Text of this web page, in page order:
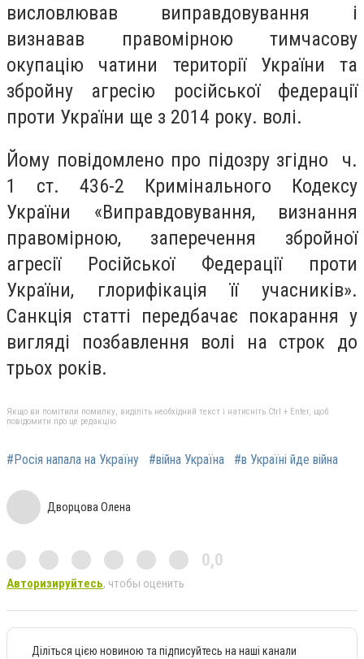
висловлював виправдовування і
визнавав правомірною тимчасову
окупацію чатини території України та
збройну агресію російської федерації
проти України ще з 2014 року. волі.
Йому повідомлено про підозру згідно ч.
1 ст. 436-2 Кримінального Кодексу
України «Виправдовування, визнання
правомірною, заперечення збройної
агресії Російської Федерації проти
України, глорифікація її учасників».
Санкція статті передбачає покарання у
вигляді позбавлення волі на строк до
трьох років.
Якщо ви помітили помилку, виділіть необхідний текст і натисніть Ctrl + Enter, щоб
повідомити про це редакцію
#Росія напала на Україну #війна Україна #в Україні йде війна
Дворцова Олена
0,0
Авторизируйтесь, чтобы оценить
Діліться цією новиною та підписуйтесь на наші канали